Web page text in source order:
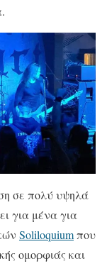
σε πολύ υψηλά
για μένα για
Soliloquiumπου
ομορφιάς και